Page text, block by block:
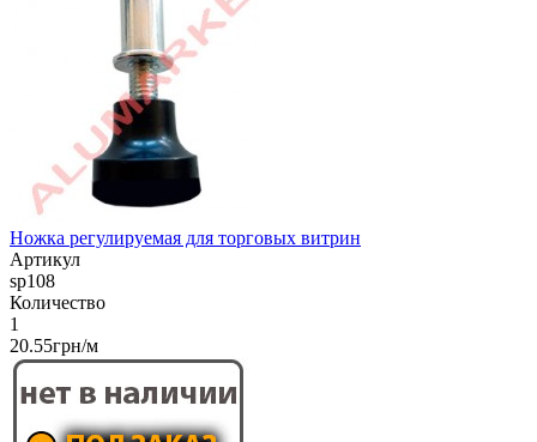
Ножка регулируемая для торговых витрин
Артикул
sp108
Количество
1
20.55грн/м